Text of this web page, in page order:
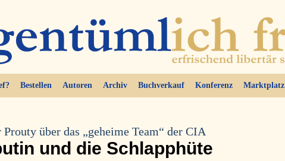
Bestellen Autoren Archiv Buchverkauf Konferenz Marktplatz
über das „geheime Team“ der CIA
und die Schlapphüte